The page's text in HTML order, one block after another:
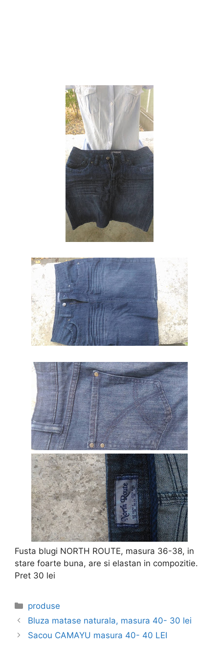
Fusta blugi NORTH ROUTE, masura 36-38, in
stare foarte buna, are si elastan in compozitie.
Pret 30 lei
Categories
produse
Bluza matase naturala, masura 40- 30 lei
Sacou CAMAYU masura 40- 40 LEI